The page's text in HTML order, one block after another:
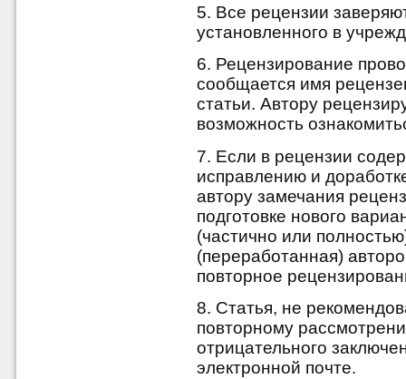
5. Все рецензии
установленного в
6. Рецензирование
сообщается имя
статьи. Автору
возможность
7. Если в рецензии
исправлению и
автору замечания
подготовке нового
(частично или
(переработанная)
повторное
8. Статья, не
повторному
отрицательного
электронной почте.